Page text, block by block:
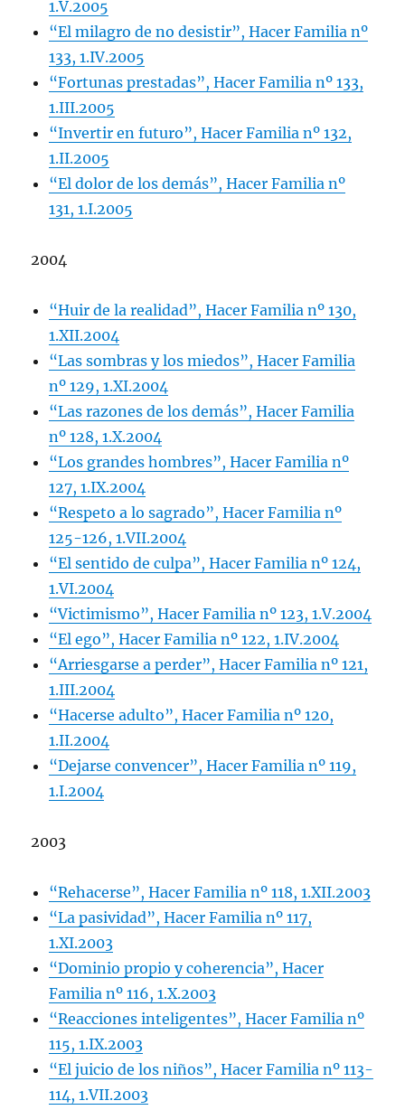
1.V.2005
“El milagro de no desistir”, Hacer Familia nº
133, 1.IV.2005
“Fortunas prestadas”, Hacer Familia nº 133,
1.III.2005
“Invertir en futuro”, Hacer Familia nº 132,
1.II.2005
“El dolor de los demás”, Hacer Familia nº
131, 1.I.2005
2004
“Huir de la realidad”, Hacer Familia nº 130,
1.XII.2004
“Las sombras y los miedos”, Hacer Familia
nº 129, 1.XI.2004
“Las razones de los demás”, Hacer Familia
nº 128, 1.X.2004
“Los grandes hombres”, Hacer Familia nº
127, 1.IX.2004
“Respeto a lo sagrado”, Hacer Familia nº
125-126, 1.VII.2004
“El sentido de culpa”, Hacer Familia nº 124,
1.VI.2004
“Victimismo”, Hacer Familia nº 123, 1.V.2004
“El ego”, Hacer Familia nº 122, 1.IV.2004
“Arriesgarse a perder”, Hacer Familia nº 121,
1.III.2004
“Hacerse adulto”, Hacer Familia nº 120,
1.II.2004
“Dejarse convencer”, Hacer Familia nº 119,
1.I.2004
2003
“Rehacerse”, Hacer Familia nº 118, 1.XII.2003
“La pasividad”, Hacer Familia nº 117,
1.XI.2003
“Dominio propio y coherencia”, Hacer
Familia nº 116, 1.X.2003
“Reacciones inteligentes”, Hacer Familia nº
115, 1.IX.2003
“El juicio de los niños”, Hacer Familia nº 113-
114, 1.VII.2003